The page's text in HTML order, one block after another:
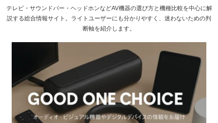
テレビ・サウンドバー・ヘッドホンなどAV機器の選び方と機種比較を中心に解
説する総合情報サイト。ライトユーザーにも分かりやすく、迷わないための判
断軸を紹介します。